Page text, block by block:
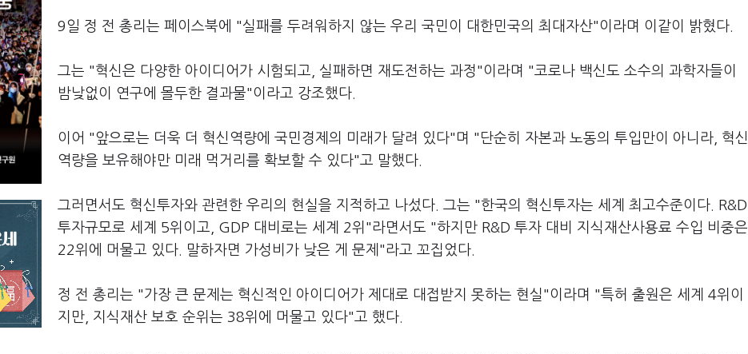
9일 정 전 총리는 페이스북에 "실패를 두려워하지 않는 우리 국민이 대한민국의 최대자산"이라며 이같이 밝혔다.
그는 "혁신은 다양한 아이디어가 시험되고, 실패하면 재도전하는 과정"이라며 "코로나 백신도 소수의 과학자들이
밤낮없이 연구에 몰두한 결과물"이라고 강조했다.
이어 "앞으로는 더욱 더 혁신역량에 국민경제의 미래가 달려 있다"며 "단순히 자본과 노동의 투입만이 아니라, 혁신
역량을 보유해야만 미래 먹거리를 확보할 수 있다"고 말했다.
그러면서도 혁신투자와 관련한 우리의 현실을 지적하고 나섰다. 그는 "한국의 혁신투자는 세계 최고수준이다. R&D
투자규모로 세계 5위이고, GDP 대비로는 세계 2위"라면서도 "하지만 R&D 투자 대비 지식재산사용료 수입 비중은
22위에 머물고 있다. 말하자면 가성비가 낮은 게 문제"라고 꼬집었다.
정 전 총리는 "가장 큰 문제는 혁신적인 아이디어가 제대로 대접받지 못하는 현실"이라며 "특허 출원은 세계 4위이
지만, 지식재산 보호 순위는 38위에 머물고 있다"고 했다.